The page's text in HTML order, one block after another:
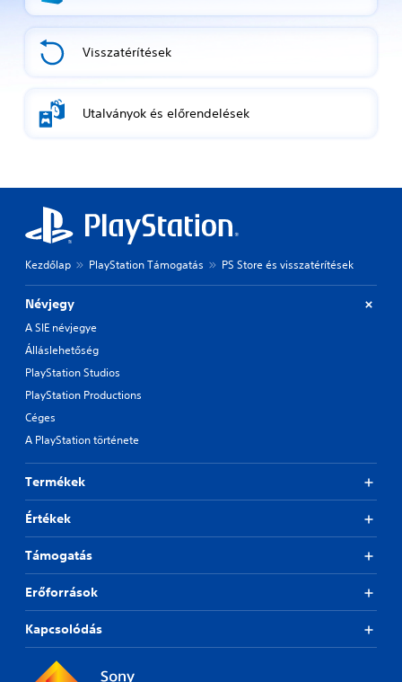
Visszatérítések
Utalványok és előrendelések
Kezdőlap PlayStation Támogatás PS Store és visszatérítések
Névjegy
A SIE névjegye
Álláslehetőség
PlayStation Studios
PlayStation Productions
Céges
A PlayStation története
Termékek
Értékek
Támogatás
Erőforrások
Kapcsolódás